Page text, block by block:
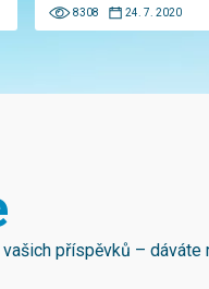
8308 24. 7. 2020
příspěvků – dáváte